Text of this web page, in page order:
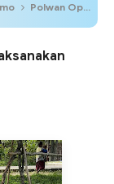
Polwan Ops Damai Cartenz 2024 Laksanakan Kegiatan Humanis di Wamena